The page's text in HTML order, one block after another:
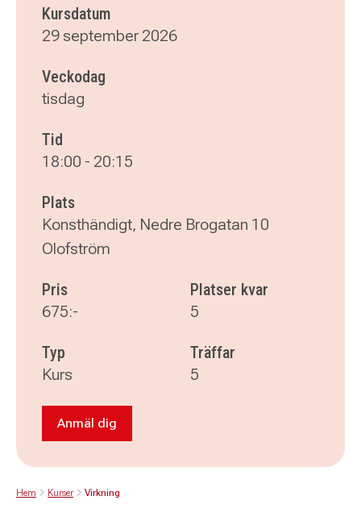
Kursdatum
29 september 2026
Veckodag
tisdag
Tid
18:00 - 20:15
Plats
Konsthändigt, Nedre Brogatan 10
Olofström
Pris
675:-
Platser kvar
5
Typ
Kurs
Träffar
5
Anmäl dig till Virkning
Anmäl dig
Hem Kurser Virkning